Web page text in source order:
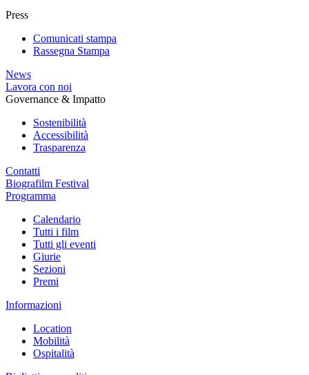
Press
Comunicati stampa
Rassegna Stampa
News
Lavora con noi
Governance & Impatto
Sostenibilità
Accessibilità
Trasparenza
Contatti
Biografilm Festival
Programma
Calendario
Tutti i film
Tutti gli eventi
Giurie
Sezioni
Premi
Informazioni
Location
Mobilità
Ospitalità